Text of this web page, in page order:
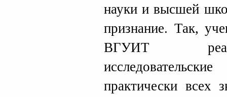
науки и высшей
признание. Так,
ВГУИТ
практически всех